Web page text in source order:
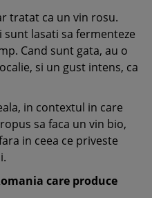
tratat ca un vin rosu.
lasati sa fermenteze
Cand sunt gata, au o
si un gust intens, ca
in contextul in care
sa faca un vin bio,
in ceea ce priveste
care produce